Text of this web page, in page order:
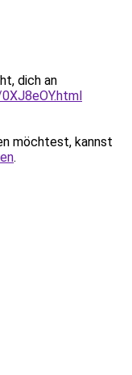
dich an
möchtest, kannst
.